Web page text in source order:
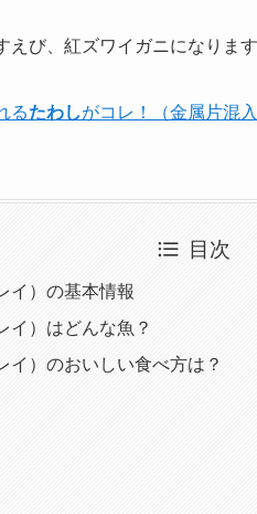
び、紅ズワイガニになります
るたわしがコレ！（金属片混入
目次
イ）の基本情報
イ）はどんな魚？
イ）のおいしい食べ方は？